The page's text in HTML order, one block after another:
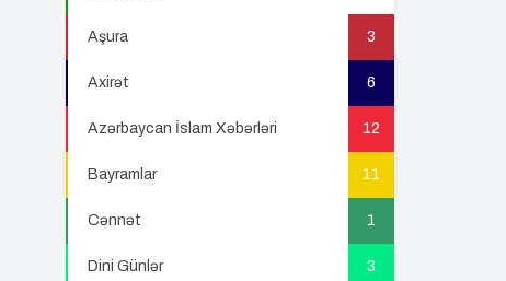
Aşura 3
Axirət 6
Azərbaycan İslam Xəbərləri 12
Bayramlar 11
Cənnət 1
Dini Günlər 3